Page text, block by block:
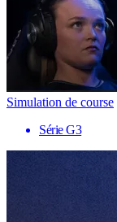
Simulation de course
Série G3